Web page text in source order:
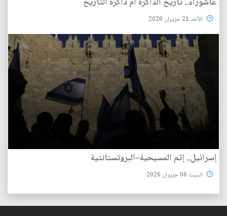
الأحد 21 حزيران 2026
إسرائيل.. إثم المسيحية–البروتستانتية
السبت 06 حزيران 2026